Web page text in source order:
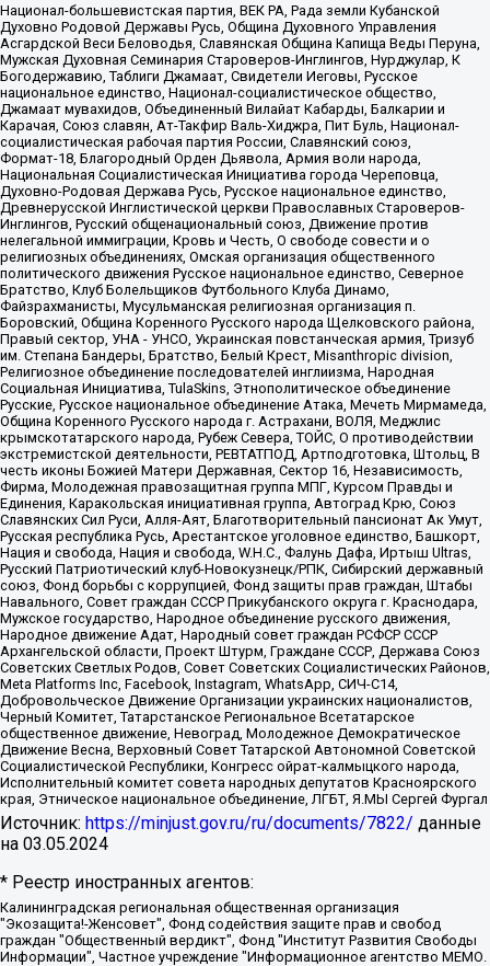
Национал-большевистская партия, ВЕК РА, Рада земли Кубанской
Духовно Родовой Державы Русь, Община Духовного Управления
Асгардской Веси Беловодья, Славянская Община Капища Веды Перуна,
Мужская Духовная Семинария Староверов-Инглингов, Нурджулар, К
Богодержавию, Таблиги Джамаат, Свидетели Иеговы, Русское
национальное единство, Национал-социалистическое общество,
Джамаат мувахидов, Объединенный Вилайат Кабарды, Балкарии и
Карачая, Союз славян, Ат-Такфир Валь-Хиджра, Пит Буль, Национал-
социалистическая рабочая партия России, Славянский союз,
Формат-18, Благородный Орден Дьявола, Армия воли народа,
Национальная Социалистическая Инициатива города Череповца,
Духовно-Родовая Держава Русь, Русское национальное единство,
Древнерусской Инглистической церкви Православных Староверов-
Инглингов, Русский общенациональный союз, Движение против
нелегальной иммиграции, Кровь и Честь, О свободе совести и о
религиозных объединениях, Омская организация общественного
политического движения Русское национальное единство, Северное
Братство, Клуб Болельщиков Футбольного Клуба Динамо,
Файзрахманисты, Мусульманская религиозная организация п.
Боровский, Община Коренного Русского народа Щелковского района,
Правый сектор, УНА - УНСО, Украинская повстанческая армия, Тризуб
им. Степана Бандеры, Братство, Белый Крест, Misanthropic division,
Религиозное объединение последователей инглиизма, Народная
Социальная Инициатива, TulaSkins, Этнополитическое объединение
Русские, Русское национальное объединение Атака, Мечеть Мирмамеда,
Община Коренного Русского народа г. Астрахани, ВОЛЯ, Меджлис
крымскотатарского народа, Рубеж Севера, ТОЙС, О противодействии
экстремистской деятельности, РЕВТАТПОД, Артподготовка, Штольц, В
честь иконы Божией Матери Державная, Сектор 16, Независимость,
Фирма, Молодежная правозащитная группа МПГ, Курсом Правды и
Единения, Каракольская инициативная группа, Автоград Крю, Союз
Славянских Сил Руси, Алля-Аят, Благотворительный пансионат Ак Умут,
Русская республика Русь, Арестантское уголовное единство, Башкорт,
Нация и свобода, Нация и свобода, W.H.С., Фалунь Дафа, Иртыш Ultras,
Русский Патриотический клуб-Новокузнецк/РПК, Сибирский державный
союз, Фонд борьбы с коррупцией, Фонд защиты прав граждан, Штабы
Навального, Совет граждан СССР Прикубанского округа г. Краснодара,
Мужское государство, Народное объединение русского движения,
Народное движение Адат, Народный совет граждан РСФСР СССР
Архангельской области, Проект Штурм, Граждане СССР, Держава Союз
Советских Светлых Родов, Совет Советских Социалистических Районов,
Meta Platforms Inc, Facebook, Instagram, WhatsApp, СИЧ-С14,
Добровольческое Движение Организации украинских националистов,
Черный Комитет, Татарстанское Региональное Всетатарское
общественное движение, Невоград, Молодежное Демократическое
Движение Весна, Верховный Совет Татарской Автономной Советской
Социалистической Республики, Конгресс ойрат-калмыцкого народа,
Исполнительный комитет совета народных депутатов Красноярского
края, Этническое национальное объединение, ЛГБТ, Я.МЫ Сергей Фургал
Источник: https://minjust.gov.ru/ru/documents/7822/ данные
на 03.05.2024
* Реестр иностранных агентов:
Калининградская региональная общественная организация "Экозащита!-Женсовет", Фонд содействия защите прав и свобод граждан "Общественный вердикт", Фонд "Институт Развития Свободы Информации", Частное учреждение "Информационное агентство МЕМО. РУ", Региональная общественная организация "Общественная комиссия по сохранению наследия академика Сахарова", Фонд поддержки свободы прессы, Санкт-Петербургская общественная правозащитная организация "Гражданский контроль", Межрегиональная общественная организация "Информационно-просветительский центр "Мемориал", Региональный Фонд "Центр Защиты Прав Средств Массовой Информации", с 05.12.2023 Фонд "Центр Защиты Прав Средств массовой информации", Региональная общественная благотворительная организация помощи беженцам и мигрантам "Гражданское содействие", Негосударственное образовательное учреждение дополнительного профессионального образования (повышение квалификации) специалистов "АКАДЕМИЯ ПО ПРАВАМ ЧЕЛОВЕКА", Свердловская региональная общественная организация "Сутяжник", Автономная некоммерческая организация "Центр независимых социологических исследований", Союз общественных объединений "Российский исследовательский центр по правам человека", Региональное общественное учреждение научно-информационный центр "МЕМОРИАЛ", Некоммерческая организация "Фонд защиты гласности", Автономная некоммерческая организация "Институт прав человека", Городская общественная организация "Екатеринбургское общество "МЕМОРИАЛ", Городская общественная организация "Рязанское историко-просветительское и правозащитное общество "Мемориал" (Рязанский Мемориал), Челябинский региональный орган общественной самодеятельности – женское общественное объединение "Женщины Евразии", Челябинский региональный орган общественной самодеятельности "Уральская правозащитная группа", Фонд содействия защите здоровья и социальной справедливости имени Андрея Рылькова, Автономная Некоммерческая Организация "Аналитический Центр Юрия Левады", Автономная некоммерческая организация социальной поддержки населения "Проект Апрель", Региональная общественная организация помощи женщинам и детям, находящимся в кризисной ситуации "Информационно-методический центр "Анна", Фонд содействия развитию массовых коммуникаций и правовому просвещению "Так-так-Так", Фонд содействия устойчивому развитию "Серебряная тайга", Свердловский региональный общественный фонд социальных проектов "Новое время", "Idel.Реалии", Кавказ.Реалии, Крым.Реалии, Телеканал Настоящее Время, Татаро-башкирская служба Радио Свобода (Azatliq Radiosi), Радио Свободная Европа/Радио Свобода (PCE/PC), "Сибирь.Реалии", "Фактограф", Благотворительный фонд помощи осужденным и их семьям, Автономная некоммерческая организация "Институт глобализации и социальных движений", Фонд "В защиту прав заключенных", Частное учреждение "Центр поддержки и содействия развитию средств массовой информации", Пензенский региональный общественный благотворительный фонд "Гражданский союз", "Север.Реалии", Некоммерческая организация Фонд "Правовая инициатива", Общество с ограниченной ответственностью "Радио Свободная Европа/Радио Свобода", Чешское информационное агентство "MEDIUM-ORIENT", Красноярская региональная общественная организация "Мы против СПИДа", Камалягин Денис Николаевич, Маркелов Сергей Евгеньевич, Пономарев Лев Александрович, Савицкая Людмила Алексеевна, Автономная некоммерческая организация "Центр по работе с проблемой насилия "НАСИЛИЮ.НЕТ", Межрегиональный профессиональный союз работников здравоохранения "Альянс врачей", Юридическое лицо, зарегистрированное в Латвийской Республике, SIA "Medusa Project" (регистрационный номер 40103797863, дата регистрации 10.06.2014), Некоммерческая организация "Фонд по борьбе с коррупцией", Автономная некоммерческая организация "Институт права и публичной политики", Баданин Роман Сергеевич, Гликин Максим Александрович, Железнова Мария Михайловна, Лукьянова Юлия Сергеевна, Маетная Елизавета Витальевна, Маняхин Петр Борисович, Чуракова Ольга Владимировна, Ярош Юлия Петровна, Юридическое лицо "The Insider SIA", зарегистрированное в Риге, Латвийская Республика (дата регистрации 26.06.2015), являющееся администратором доменного имени интернет-издания "The Insider SIA", https://theins.ru, Постернак Алексей Евгеньевич, Рубин Михаил Аркадьевич, Анин Роман Александрович, Юридическое лицо Istories fonds, зарегистрированное в Латвийской Республике (регистрационный номер 50008295751, дата регистрации 24.02.2020), Великовский Дмитрий Александрович, Долинина Ирина Николаевна, Мароховская Алеся Алексеевна, Шлейнов Роман Юрьевич, Шмагун Олеся Валентиновна, Общество с ограниченной ответственностью "Альтаир 2021", Общество с ограниченной ответственностью "Вега 2021", Общество с ограниченной ответственностью "Главный редактор 2021", Общество с ограниченной ответственностью "Ромашки монолит", Важенков Артем Валерьевич, Ивановская областная общественная организация "Центр гендерных исследований", Гурман Юрий Альбертович, Медиапроект "ОВД-Инфо", Егоров Владимир Владимирович, Жилинский Владимир Александрович, Общество с ограниченной ответственностью "ЗП", Иванова София Юрьевна, Карезина Инна Павловна, Кильтау Екатерина Викторовна, Петров Алексей Викторович, Пискунов Сергей Евгеньевич, Смирнов Сергей Сергеевич, Тихонов Михаил Сергеевич, Общество с ограниченной ответственностью "ЖУРНАЛИСТ-ИНОСТРАННЫЙ АГЕНТ", Арапова Галина Юрьевна, Вольтская Татьяна Анатольевна, Американская компания "Mason G.E.S. Anonymous Foundation" (США), являющаяся владельцем интернет-издания https://mnews.world/, Компания "Stichting Bellingcat", зарегистрированная в Нидерландах (дата регистрации 11.07.2018), Захаров Андрей Вячеславович, Клепиковская Екатерина Дмитриевна, Общество с ограниченной ответственностью "МЕМО", Перл Роман Александрович, Симонов Евгений Алексеевич, Соловьева Елена Анатольевна, Сотников Даниил Владимирович, Сурначева Елизавета Дмитриевна, Автономная некоммерческая организация по защите прав человека и информированию населения "Якутия – Наше Мнение", Общество с ограниченной ответственностью "Москоу диджитал медиа", с 26.01.2023 Общество с ограниченной ответственностью "Чайка Белые сады", Ветошкина Валерия Валерьевна, Заговора Максим Александрович, Межрегиональное общественное движение "Российская ЛГБТ - сеть", Оленичев Максим Владимирович, Павлов Иван Юрьевич, Скворцова Елена Сергеевна, Общество с ограниченной ответственностью "Как бы инагент", Кочетков Игорь Викторович, Общество с ограниченной ответственностью "Честные выборы", Еланчик Олег Александрович, Общество с ограниченной ответственностью "Нобелевский призыв", Гималова Регина Эмилевна, Григорьев Андрей Валерьевич, Григорьева Алина Александровна, Ассоциация по содействию защите прав призывников, альтернативнослужащих и военнослужащих "Правозащитная группа "Гражданин.Армия.Право", Хисамова Регина Фаритовна, Автономная некоммерческая организация по реализации социально-правовых программ "Лилит", Дальневосточное общественное движение "Маяк", Санкт-Петербургская ЛГБТ-инициативная группа "Выход", Инициативная группа ЛГБТ+ "Реверс", Алексеев Андрей Викторович, Бекбулатова Таисия Львовна, Беляев Иван Михайлович, Владыкина Елена Сергеевна, Гельман Марат Александрович, Никульшина Вероника Юрьевна, Толоконникова Надежда Андреевна, Шендерович Виктор Анатольевич, Общество с ограниченной ответственностью "Данное сообщение", Общество с ограниченной ответственностью Издательский дом "Новая глава", Айнбиндер Александра Александровна, Московский комьюнити-центр для ЛГБТ+инициатив, Благотворительный фонд развития филантропии, Deutsche Welle (Германия, Kurt-Schumacher-Strasse 3, 53113 Bonn), Борзунова Мария Михайловна, Воробьев Виктор Викторович, Голубева Анна Львовна, Константинова Алла Михайловна, Малкова Ирина Владимировна, Мурадов Мурад Абдулгалимович, Осетинская Елизавета Николаевна, Понасенков Евгений Николаевич, Ганапольский Матвей Юрьевич, Киселев Евгений Алексеевич, Борухович Ирина Григорьевна, Дремин Иван Тимофеевич, Дубровский Дмитрий Викторович, Красноярская региональная общественная организация поддержки и развития альтернативных образовательных технологий и межкультурных коммуникаций "ИНТЕРРА", Маяковская Екатерина Алексеевна, Фейгин Марк Захарович, Филимонов Андрей Викторович, Дзугкоева Регина Николаевна, Доброхотов Роман Александрович, Дудь Юрий Александрович, Елкин Сергей Владимирович, Кругликов Кирилл Игоревич, Сабунаева Мария Леонидовна, Семенов Алексей Владимирович, Шаинян Карен Багратович, Шульман Екатерина Михайловна, Асафьев Артур Валерьевич, Вахштайн Виктор Семенович, Венедиктов Алексей Алексеевич, Лушникова Екатерина Евгеньевна, Волков Леонид Михайлович, Невзоров Александр Глебович, Пархоменко Сергей Борисович, Сироткин Ярослав Николаевич, Кара-Мурза Владимир Владимирович, Баранова Наталья Владимировна, Гозман Леонид Яковлевич, Кагарлицкий Борис Юльевич, Климарев Михаил Валерьевич, Милов Владимир Станиславович, Автономная некоммерческая организация Краснодарский центр современного искусства "Типография", Моргенштерн Алишер Тагирович, Соболь Любовь Эдуардовна, Общество с ограниченной ответственностью "ЛИЗА НОРМ", Каспаров Гарри Кимович, Ходорковский Михаил Борисович, Общество с ограниченной ответственностью "Апрельские тезисы", Данилович Ирина Брониславовна, Кашин Олег Владимирович, Петров Николай Владимирович, Пивоваров Алексей Владимирович, Соколов Михаил Владимирович, Цветкова Юлия Владимировна, Чичваркин Евгений Александрович, Комитет против пыток/Команда против пыток, Общество с ограниченной ответственностью "Первый научный", Общество с ограниченной ответственностью "Вертолет и ко", Белоцерковская Вероника Борисовна, Кац Максим Евгеньевич, Лазарева Татьяна Юрьевна, Шаведдинов Руслан Табризович, Яшин Илья Валерьевич, Общество с ограниченной ответственностью "Иноагент ААВ", Алешковский Дмитрий Петрович, Альбац Евгения Марковна, Быков Дмитрий Львович, Галямина Юлия Евгеньевна, Лойко Сергей Леонидович, Мартынов Кирилл Константинович, Медведев Сергей Александрович, Крашенинников Федор Геннадиевич, Гордеева Катерина Вл